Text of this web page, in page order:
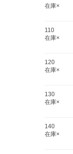
在庫×
110
在庫×
120
在庫×
130
在庫×
140
在庫×